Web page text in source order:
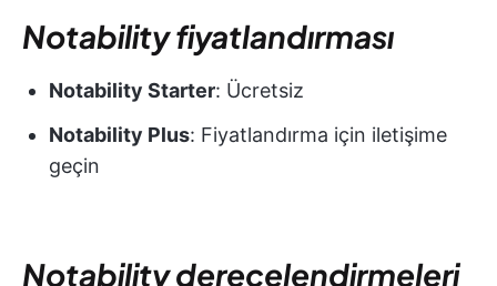
Notability fiyatlandırması
Notability Starter: Ücretsiz
Notability Plus: Fiyatlandırma için iletişime
geçin
Notability derecelendirmeleri